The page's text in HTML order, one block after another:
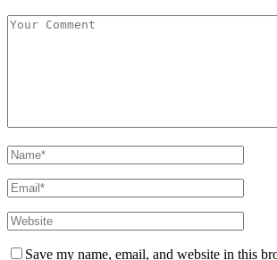
Save my name, email, and website in this